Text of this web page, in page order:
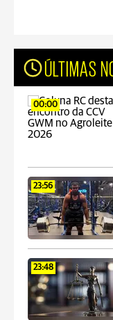
ÚLTIMAS
00:00
23:56
23:48